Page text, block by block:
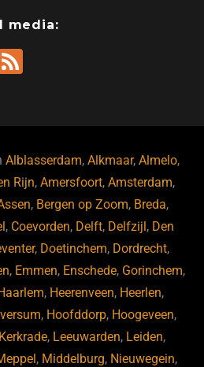
media:
Alblasserdam,Alkmaar,Almelo,
Rijn,Amersfoort,Amsterdam,
, Bergen op Zoom, Breda,
, Coevorden, Delft, Delfzijl, Den
, Doetinchem, Dordrecht,
, Emmen, Enschede, Gorinchem,
, Heerenveen, Heerlen,
, Hoofddorp, Hoogeveen,
Kerkrade, Leeuwarden, Leiden,
, Middelburg, Nieuwegein,